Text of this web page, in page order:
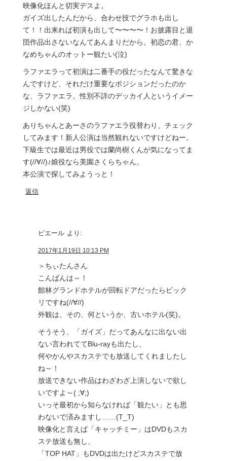
映像化ほんと切実デスよ。
ガイズ出したんだから、合わせ技でグラホも出し
て！！出来れば初演も出して〜〜〜〜！お披露目と退
団作品出さないなんてあんまりだから。初恋の君、か
なめちゃんのオットー観たい(泣)
ラファエラって初演は二番手の役だったなんて驚きな
んですけど、それだけ重要なポジションだったのか
な、ラファエラ。性別不詳のデッカイ人というイメー
ジしかない(笑)
ありちゃんとあーさのラファエラ役替わり、チェック
してみます！新人公演は当然観れないですけどねー。
下級生では最近は男役では蘭尚樹くんが気になってま
す(//∀//)♪娘役なら美園さくらちゃん。
本公演で探してみようっと！
返信
ピエール より:
2017年1月19日 10:13 PM
＞ちぃたんさん
こんばんは～！
館林グランドホテルが回転ドアだったらビック
リですね(//∀//)
外観は、その、何というか、古いホテル(笑)。
そうそう、「ガイズ」だってあんなに出ない出
ない言われててBlu-rayも出たし、
何やかんやスカステでも放送してくれましたし
ね～！
放送できない作品はわざわざ上演しないで欲し
いですよ～( ;∀;)
いっそ最初から知らなければ「観たい」とも思
わないで済みますし……(T_T)
映像化と言えば「キャッチミー」はDVDもスカ
ステ放送も無し、
「TOP HAT」もDVDは出たけどスカステで放